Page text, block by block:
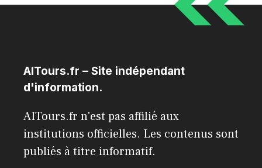
AITours.fr – Site indépendant
d'information.
AITours.fr n'est pas affilié aux
institutions officielles. Les contenus sont
publiés à titre informatif.